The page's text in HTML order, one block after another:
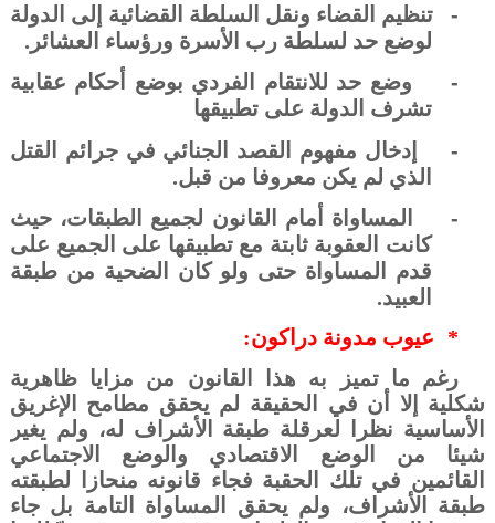
-
تنظيم القضاء ونقل السلطة القضائية إلى الدولة
لوضع حد لسلطة رب الأسرة ورؤساء العشائر.
-
وضع حد للانتقام الفردي بوضع أحكام عقابية
تشرف الدولة على تطبيقها
-
إدخال مفهوم القصد الجنائي في جرائم القتل
الذي لم يكن معروفا من قبل.
-
المساواة أمام القانون لجميع الطبقات، حيث
كانت العقوبة ثابتة مع تطبيقها على الجميع على
قدم المساواة حتى ولو كان الضحية من طبقة
العبيد.
*
عيوب مدونة دراكون:
رغم ما تميز به هذا القانون من مزايا ظاهرية
شكلية إلا أن في الحقيقة لم يحقق مطامح الإغريق
الأساسية نظرا لعرقلة طبقة الأشراف له، ولم يغير
شيئا من الوضع الاقتصادي والوضع الاجتماعي
القائمين في تلك الحقبة فجاء قانونه منحازا لطبقته
طبقة الأشراف، ولم يحقق المساواة التامة بل جاء